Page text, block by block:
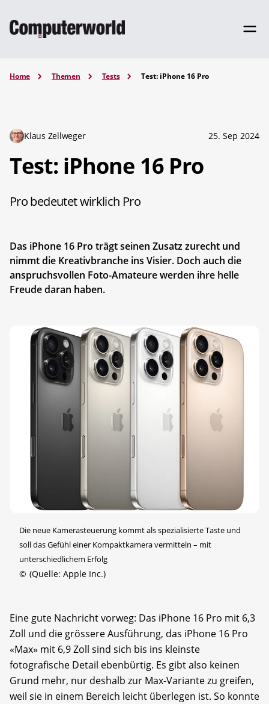
Home Themen Tests Test: iPhone 16 Pro
Klaus Zellweger 25. Sep 2024
Test: iPhone 16 Pro
Pro bedeutet wirklich Pro
Das iPhone 16 Pro trägt seinen Zusatz zurecht und
nimmt die Kreativbranche ins Visier. Doch auch die
anspruchsvollen Foto-Amateure werden ihre helle
Freude daran haben.
Die neue Kamerasteuerung kommt als spezialisierte Taste und
soll das Gefühl einer Kompaktkamera vermitteln – mit
unterschiedlichem Erfolg
© (Quelle: Apple Inc.)
Eine gute Nachricht vorweg: Das iPhone 16 Pro mit 6,3
Zoll und die grössere Ausführung, das iPhone 16 Pro
«Max» mit 6,9 Zoll sind sich bis ins kleinste
fotografische Detail ebenbürtig. Es gibt also keinen
Grund mehr, nur deshalb zur Max-Variante zu greifen,
weil sie in einem Bereich leicht überlegen ist. So konnte